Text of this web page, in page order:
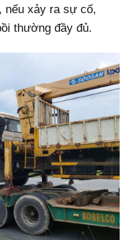
nếu xảy ra sự cố,
thường đầy đủ.